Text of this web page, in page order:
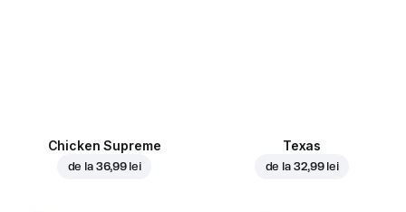
Chicken Supreme
de la 36,99 lei
Texas
de la 32,99 lei